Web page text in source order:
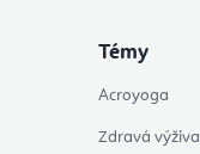
Témy
Acroyoga
Zdravá výživa